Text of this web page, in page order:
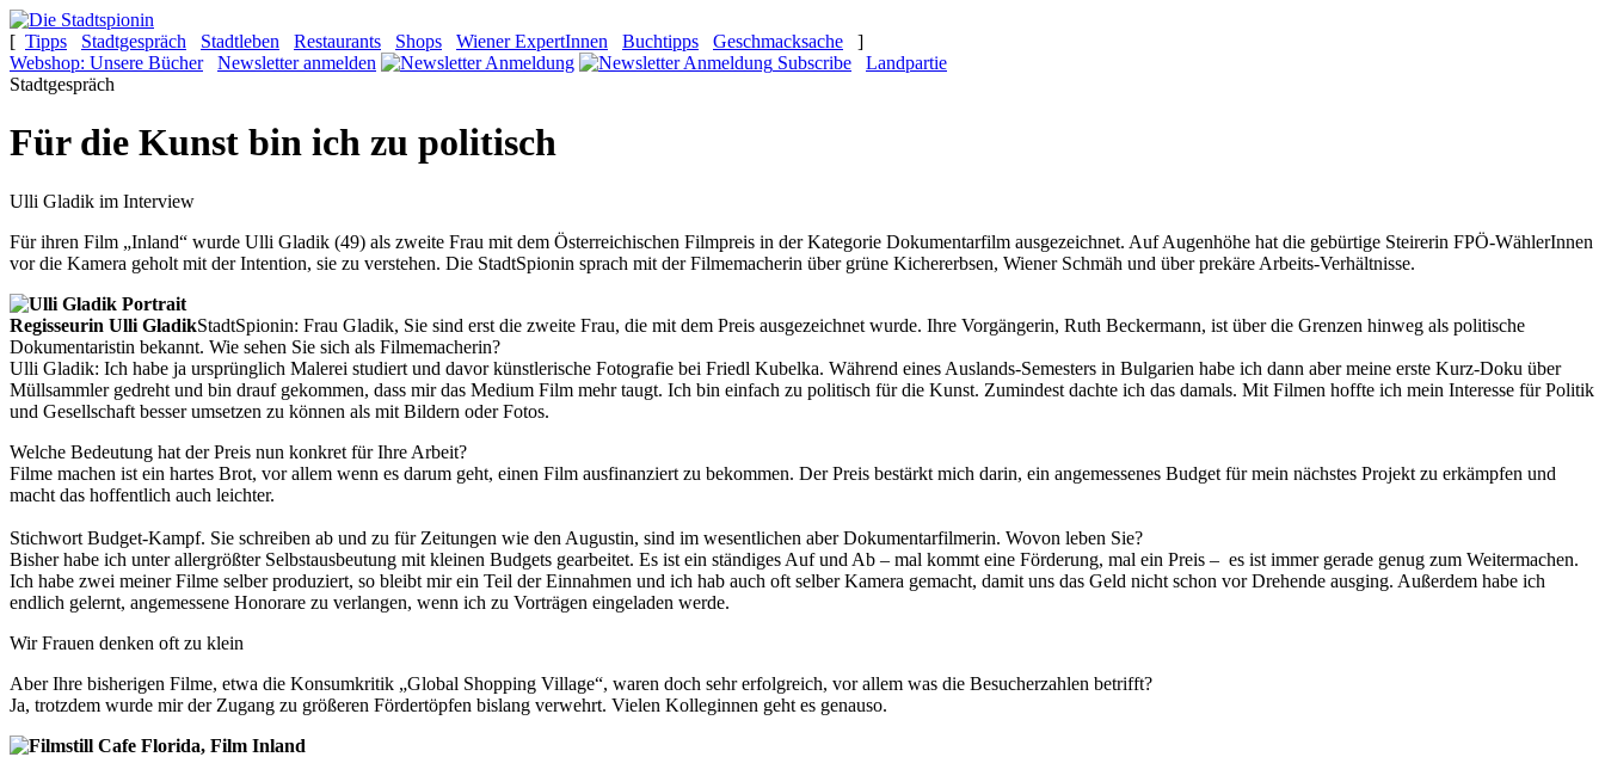
[ Tipps Stadtgespräch Stadtleben Restaurants Shops Wiener ExpertInnen Buchtipps Geschmacksache
]
Webshop: Unsere Bücher
Newsletter anmelden Subscribe
Landpartie
Stadtgespräch
Für die Kunst bin ich zu politisch
Ulli Gladik im Interview
Für ihren Film „Inland“ wurde Ulli Gladik (49) als zweite Frau mit dem Österreichischen Filmpreis in der Kategorie Dokumentarfilm ausgezeichnet. Auf Augenhöhe hat die gebürtige Steirerin FPÖ-WählerInnen
vor die Kamera geholt mit der Intention, sie zu verstehen. Die StadtSpionin sprach mit der Filmemacherin über grüne Kichererbsen, Wiener Schmäh und über prekäre Arbeits-Verhältnisse.
Regisseurin Ulli GladikStadtSpionin: Frau Gladik, Sie sind erst die zweite Frau, die mit dem Preis ausgezeichnet wurde. Ihre Vorgängerin, Ruth Beckermann, ist über die Grenzen hinweg als politische
Dokumentaristin bekannt. Wie sehen Sie sich als Filmemacherin?
Ulli Gladik: Ich habe ja ursprünglich Malerei studiert und davor künstlerische Fotografie bei Friedl Kubelka. Während eines Auslands-Semesters in Bulgarien habe ich dann aber meine erste Kurz-Doku über
Müllsammler gedreht und bin drauf gekommen, dass mir das Medium Film mehr taugt. Ich bin einfach zu politisch für die Kunst. Zumindest dachte ich das damals. Mit Filmen hoffte ich mein Interesse für Politik
und Gesellschaft besser umsetzen zu können als mit Bildern oder Fotos.
Welche Bedeutung hat der Preis nun konkret für Ihre Arbeit?
Filme machen ist ein hartes Brot, vor allem wenn es darum geht, einen Film ausfinanziert zu bekommen. Der Preis bestärkt mich darin, ein angemessenes Budget für mein nächstes Projekt zu erkämpfen und
macht das hoffentlich auch leichter.
Stichwort Budget-Kampf. Sie schreiben ab und zu für Zeitungen wie den Augustin, sind im wesentlichen aber Dokumentarfilmerin. Wovon leben Sie?
Bisher habe ich unter allergrößter Selbstausbeutung mit kleinen Budgets gearbeitet. Es ist ein ständiges Auf und Ab – mal kommt eine Förderung, mal ein Preis – es ist immer gerade genug zum Weitermachen.
Ich habe zwei meiner Filme selber produziert, so bleibt mir ein Teil der Einnahmen und ich hab auch oft selber Kamera gemacht, damit uns das Geld nicht schon vor Drehende ausging. Außerdem habe ich
endlich gelernt, angemessene Honorare zu verlangen, wenn ich zu Vorträgen eingeladen werde.
Wir Frauen denken oft zu klein
Aber Ihre bisherigen Filme, etwa die Konsumkritik „Global Shopping Village“, waren doch sehr erfolgreich, vor allem was die Besucherzahlen betrifft?
Ja, trotzdem wurde mir der Zugang zu größeren Fördertöpfen bislang verwehrt. Vielen Kolleginnen geht es genauso.